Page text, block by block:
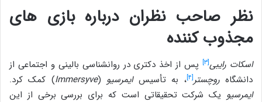
نظر صاحب نظران درباره بازی های
مجذوب کننده
اسکات رایبی[۳] پس از اخذ دکتری در روانشناسی بالینی و اجتماعی از
دانشگاهروچستر[۴] ، به تأسیسایمرسیو (
Immersyve) کمک کرد.
ایمرسیو یک شرکت تحقیقاتی است که برای بررسی برخی از این